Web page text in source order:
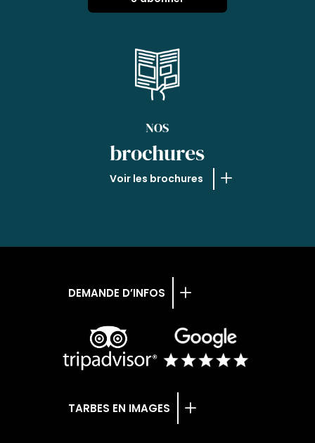
NOS
brochures
Voir les brochures
DEMANDE D’INFOS
TARBES EN IMAGES